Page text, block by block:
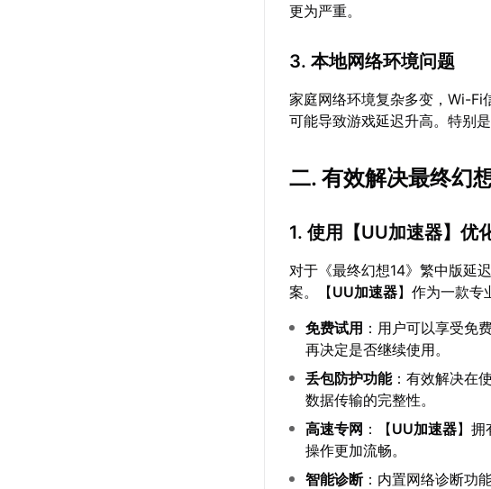
更为严重。
3. 本地网络环境问题
家庭网络环境复杂多变，Wi-Fi
可能导致游戏延迟升高。特别
二. 有效解决最终幻
1. 使用【UU加速器】优
对于《最终幻想14》繁中版延
案。【UU加速器】作为一款专
免费试用 ：用户可以享受免
再决定是否继续使用。
丢包防护功能：有效解决在
数据传输的完整性。
高速专网 ：【UU加速器】拥
操作更加流畅。
智能诊断：内置网络诊断功